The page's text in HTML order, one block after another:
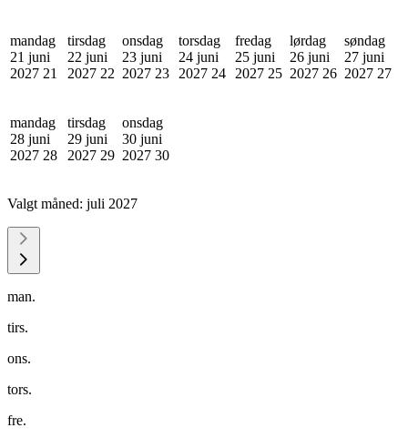
mandag
21 juni
2027 21
tirsdag
22 juni
2027 22
onsdag
23 juni
2027 23
torsdag
24 juni
2027 24
fredag
25 juni
2027 25
lørdag
26 juni
2027 26
søndag
27 juni
2027 27
mandag
28 juni
2027 28
tirsdag
29 juni
2027 29
onsdag
30 juni
2027 30
Valgt måned: juli 2027
man.
tirs.
ons.
tors.
fre.